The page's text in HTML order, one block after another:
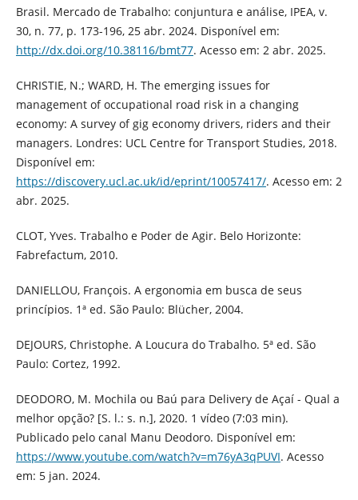
Brasil. Mercado de Trabalho: conjuntura e análise, IPEA, v.
30, n. 77, p. 173-196, 25 abr. 2024. Disponível em:
http://dx.doi.org/10.38116/bmt77. Acesso em: 2 abr. 2025.
CHRISTIE, N.; WARD, H. The emerging issues for
management of occupational road risk in a changing
economy: A survey of gig economy drivers, riders and their
managers. Londres: UCL Centre for Transport Studies, 2018.
Disponível em:
https://discovery.ucl.ac.uk/id/eprint/10057417/. Acesso em: 2
abr. 2025.
CLOT, Yves. Trabalho e Poder de Agir. Belo Horizonte:
Fabrefactum, 2010.
DANIELLOU, François. A ergonomia em busca de seus
princípios. 1ª ed. São Paulo: Blücher, 2004.
DEJOURS, Christophe. A Loucura do Trabalho. 5ª ed. São
Paulo: Cortez, 1992.
DEODORO, M. Mochila ou Baú para Delivery de Açaí - Qual a
melhor opção? [S. l.: s. n.], 2020. 1 vídeo (7:03 min).
Publicado pelo canal Manu Deodoro. Disponível em:
https://www.youtube.com/watch?v=m76yA3qPUVI. Acesso
em: 5 jan. 2024.